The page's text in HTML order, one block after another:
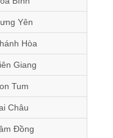
Yên
Hòa
Giang
Tum
Châu
Đồng